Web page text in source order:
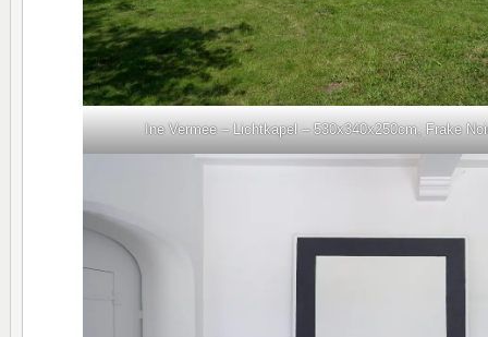
Ine Vermee – Lichtkapel – 530x340x250cm, Frake